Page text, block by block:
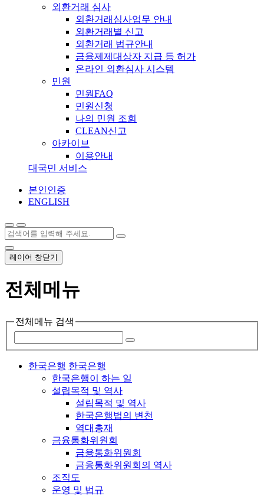
외환거래 심사
외환거래심사업무 안내
외환거래별 신고
외환거래 법규안내
금융제제대상자 지급 등 허가
온라인 외환심사 시스템
민원
민원FAQ
민원신청
나의 민원 조회
CLEAN신고
아카이브
이용안내
대국민 서비스
본인인증
ENGLISH
레이어 창닫기
전체메뉴
전체메뉴 검색
한국은행 한국은행
한국은행이 하는 일
설립목적 및 역사
설립목적 및 역사
한국은행법의 변천
역대총재
금융통화위원회
금융통화위원회
금융통화위원회의 역사
조직도
운영 및 법규